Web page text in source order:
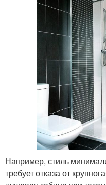
Например, стиль
требует отказа от